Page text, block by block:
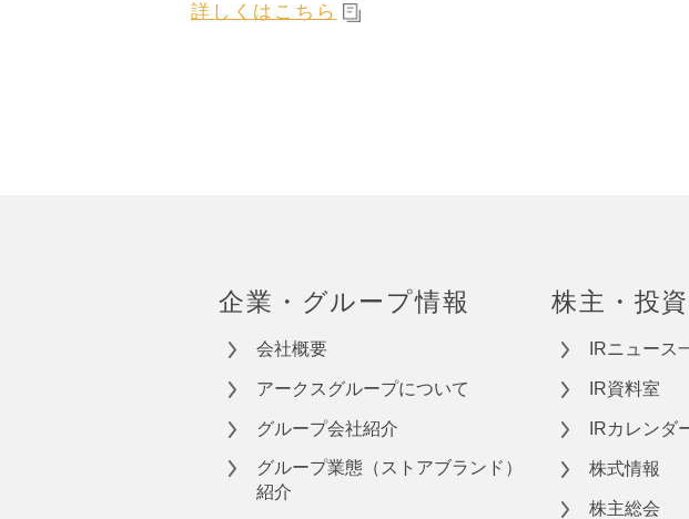
詳しくはこちら
企業・グループ情報
会社概要
アークスグループについて
グループ会社紹介
グループ業態（ストアブランド）
紹介
株主・投
IRニュース
IR資料室
IRカレンダ
株式情報
株主総会